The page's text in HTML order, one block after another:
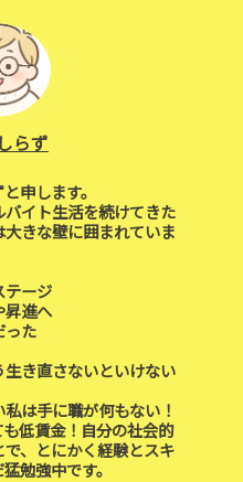
らず
申します。
イト生活を続けてきた
きな壁に囲まれていま
テージ
昇進へ
った
生き直さないといけない
は手に職が何もない！
低賃金！自分の社会的
、とにかく経験とスキ
勉強中です。